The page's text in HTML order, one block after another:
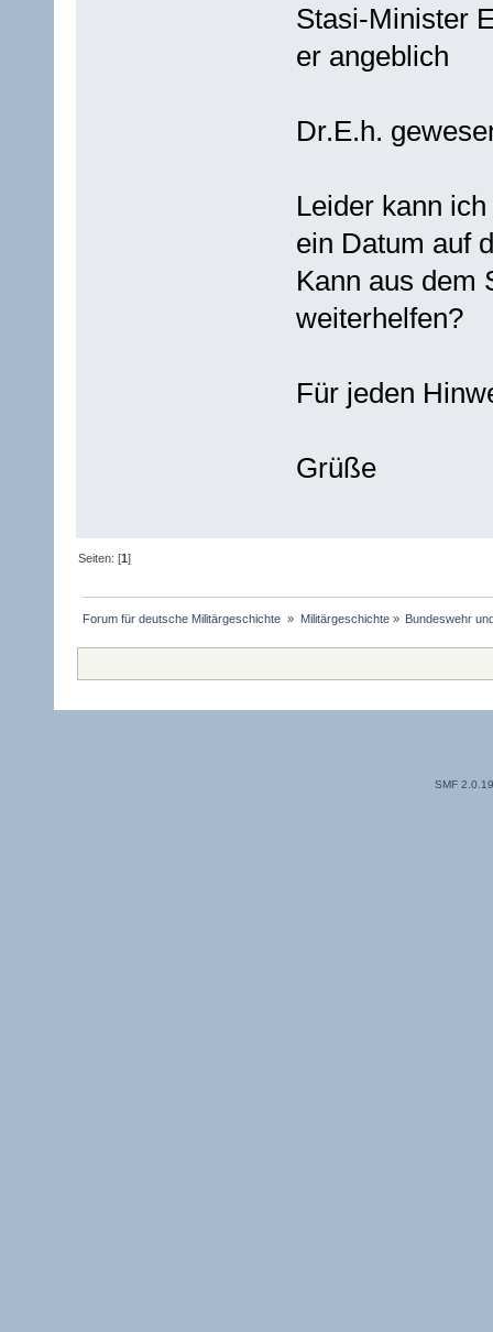
Stasi-Minister
er angeblich
Dr.E.h.
Leider kann
ein Datum auf
Kann aus dem
weiterhelfen?
Für jeden
Grüße
Seiten: [1]
Forum für deutsche Militärgeschichte » Militärgeschichte» Bundeswehr
SMF 2.0.19